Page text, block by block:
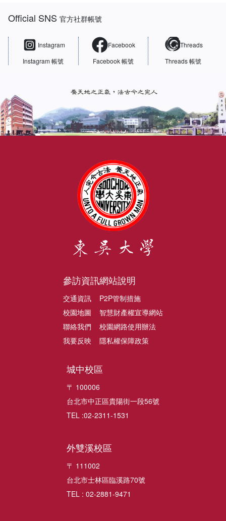
Official SNS官方社群帳號
Instagram
Instagram 帳號
Facebook
Facebook 帳號
Threads
Threads 帳號
參訪資訊
交通資訊
校園地圖
聯絡我們
我要反映
網站說明
P2P管制措施
智慧財產權宣導網站
校園網路使用辦法
隱私權保障政策
城中校區
〒 100006
台北市中正區貴陽街一段56號
TEL :02-2311-1531
外雙溪校區
〒 111002
台北市士林區臨溪路70號
TEL : 02-2881-9471